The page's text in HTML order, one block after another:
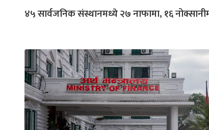
४५ सार्वजनिक संस्थानमध्ये २७ नाफामा, १६